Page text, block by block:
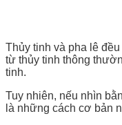
Thủy tinh và pha lê
từ thủy tinh thông
tinh.
Tuy nhiên, nếu nhìn
là những cách cơ bản